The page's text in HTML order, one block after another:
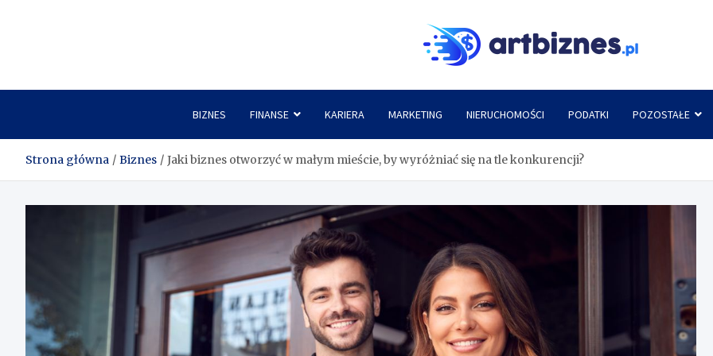
BIZNES FINANSE KARIERA MARKETING NIERUCHOMOŚCI PODATKI POZOSTAŁE
Strona główna Biznes Jaki biznes otworzyć w małym mieście, by wyróżniać się na tle konkurencji?